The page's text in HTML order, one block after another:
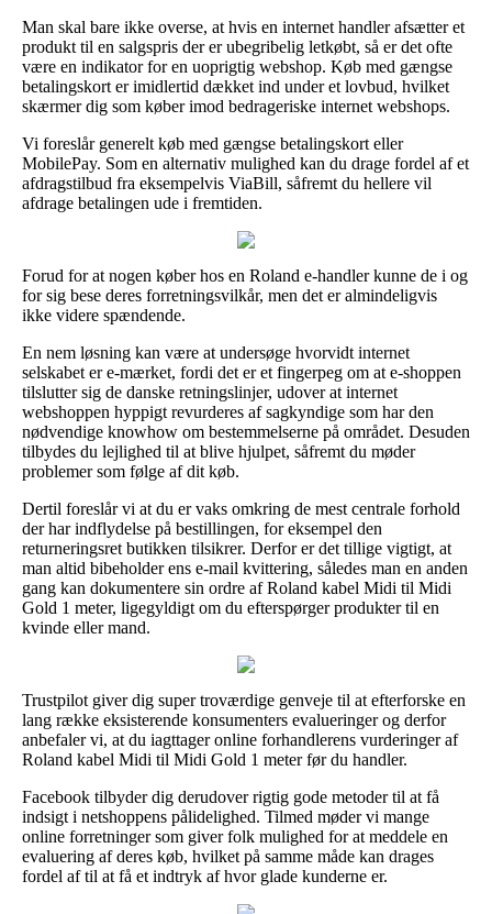
Man skal bare ikke overse, at hvis en internet handler afsætter et
produkt til en salgspris der er ubegribelig letkøbt, så er det ofte
være en indikator for en uoprigtig webshop. Køb med gængse
betalingskort er imidlertid dækket ind under et lovbud, hvilket
skærmer dig som køber imod bedrageriske internet webshops.
Vi foreslår generelt køb med gængse betalingskort eller
MobilePay. Som en alternativ mulighed kan du drage fordel af et
afdragstilbud fra eksempelvis ViaBill, såfremt du hellere vil
afdrage betalingen ude i fremtiden.
Forud for at nogen køber hos en Roland e-handler kunne de i og
for sig bese deres forretningsvilkår, men det er almindeligvis
ikke videre spændende.
En nem løsning kan være at undersøge hvorvidt internet
selskabet er e-mærket, fordi det er et fingerpeg om at e-shoppen
tilslutter sig de danske retningslinjer, udover at internet
webshoppen hyppigt revurderes af sagkyndige som har den
nødvendige knowhow om bestemmelserne på området. Desuden
tilbydes du lejlighed til at blive hjulpet, såfremt du møder
problemer som følge af dit køb.
Dertil foreslår vi at du er vaks omkring de mest centrale forhold
der har indflydelse på bestillingen, for eksempel den
returneringsret butikken tilsikrer. Derfor er det tillige vigtigt, at
man altid bibeholder ens e-mail kvittering, således man en anden
gang kan dokumentere sin ordre af Roland kabel Midi til Midi
Gold 1 meter, ligegyldigt om du efterspørger produkter til en
kvinde eller mand.
Trustpilot giver dig super troværdige genveje til at efterforske en
lang række eksisterende konsumenters evalueringer og derfor
anbefaler vi, at du iagttager online forhandlerens vurderinger af
Roland kabel Midi til Midi Gold 1 meter før du handler.
Facebook tilbyder dig derudover rigtig gode metoder til at få
indsigt i netshoppens pålidelighed. Tilmed møder vi mange
online forretninger som giver folk mulighed for at meddele en
evaluering af deres køb, hvilket på samme måde kan drages
fordel af til at få et indtryk af hvor glade kunderne er.